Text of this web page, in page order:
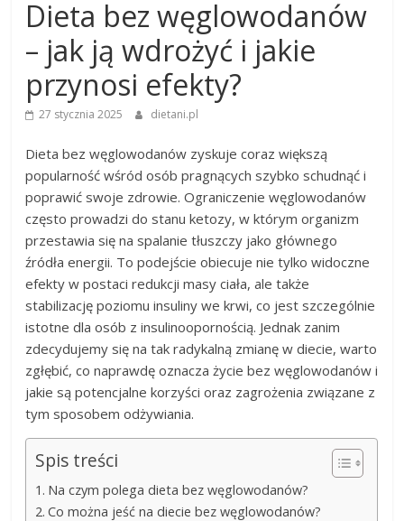
Dieta bez węglowodanów
– jak ją wdrożyć i jakie
przynosi efekty?
27 stycznia 2025 dietani.pl
Dieta bez węglowodanów zyskuje coraz większą
popularność wśród osób pragnących szybko schudnąć i
poprawić swoje zdrowie. Ograniczenie węglowodanów
często prowadzi do stanu ketozy, w którym organizm
przestawia się na spalanie tłuszczy jako głównego
źródła energii. To podejście obiecuje nie tylko widoczne
efekty w postaci redukcji masy ciała, ale także
stabilizację poziomu insuliny we krwi, co jest szczególnie
istotne dla osób z insulinoopornością. Jednak zanim
zdecydujemy się na tak radykalną zmianę w diecie, warto
zgłębić, co naprawdę oznacza życie bez węglowodanów i
jakie są potencjalne korzyści oraz zagrożenia związane z
tym sposobem odżywiania.
Spis treści
Na czym polega dieta bez węglowodanów?
Co można jeść na diecie bez węglowodanów?